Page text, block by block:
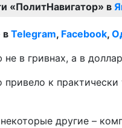
«ПолитНавигатор» в
в Telegram, Facebook,
в гривнах, а в
привело к
другие –